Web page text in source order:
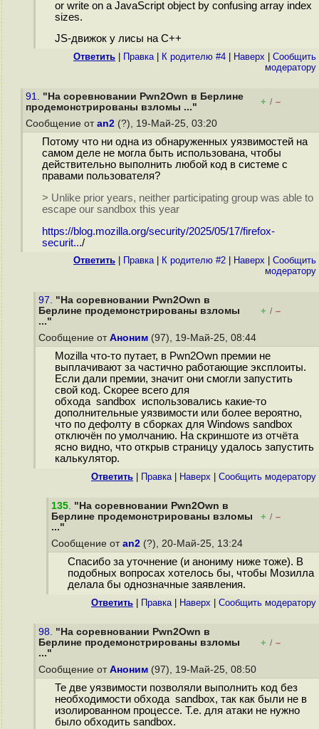
or write on a JavaScript object by confusing array index
sizes.
JS-движок у лисы на C++
Ответить Правка| К родителю #4 Наверх
Cообщить
модератору
91. "На соревновании Pwn2Own в Берлине
продемонстрированы взломы ..."
+ / –
Сообщение от an2 (?), 19-Май-25, 03:20
Потому что ни одна из обнаруженных уязвимостей на
самом деле не могла быть использована, чтобы
действительно выполнить любой код в системе с
правами пользователя?
> Unlike prior years, neither participating group was able to
escape our sandbox this year
https://blog.mozilla.org/security/2025/05/17/firefox-
securit.../
Ответить Правка| К родителю #2 Наверх
Cообщить
модератору
97. "На соревновании Pwn2Own в
Берлине продемонстрированы взломы
..."
+ / –
Сообщение от Аноним (97), 19-Май-25, 08:44
Mozilla что-то путает, в Pwn2Own премии не
выплачивают за частично работающие эксплоиты.
Если дали премии, значит они смогли запустить
свой код. Скорее всего для
обхода sandbox использовались какие-то
дополнительные уязвимости или более вероятно,
что по дефолту в сборках для Windows sandbox
отключён по умолчанию. На скриншоте из отчёта
ясно видно, что открыв страницу удалось запустить
калькулятор.
Ответить Правка| Наверх Cообщить модератору
135. "На соревновании Pwn2Own в
Берлине продемонстрированы взломы
..."
+ / –
Сообщение от an2 (?), 20-Май-25, 13:24
Спасибо за уточнение (и анониму ниже тоже). В
подобных вопросах хотелось бы, чтобы Мозилла
делала бы однозначные заявления.
Ответить Правка| Наверх Cообщить модератору
98. "На соревновании Pwn2Own в
Берлине продемонстрированы взломы
..."
+ / –
Сообщение от Аноним (97), 19-Май-25, 08:50
Те две уязвимости позволяли выполнить код без
необходимости обхода sandbox, так как были не в
изолированном процессе. Т.е. для атаки не нужно
было обходить sandbox.